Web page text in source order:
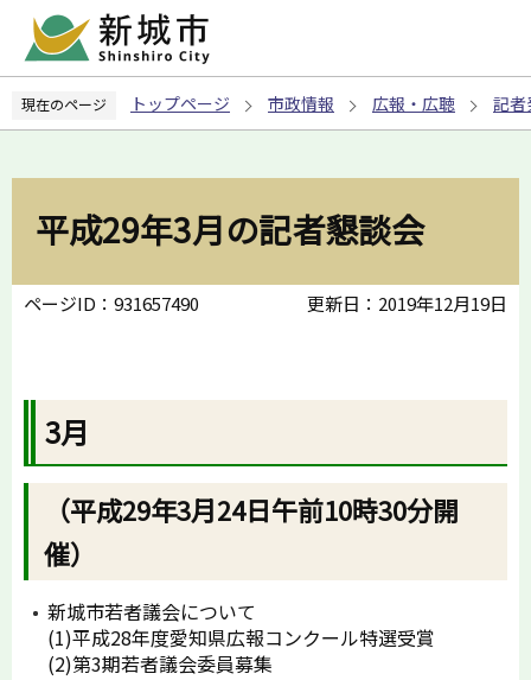
ペ
の
現在のページ トップページ 市政情報 広報・広聴 記者
平成29年3月の記者懇談会
ページID：931657490 更新日：2019年12月19日
3月
（平成29年3月24日午前10時30分開
催）
新城市若者議会について
(1)平成28年度愛知県広報コンクール特選受賞
(2)第3期若者議会委員募集